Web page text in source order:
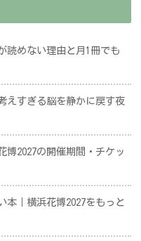
読めない理由と月1冊でも
えすぎる脳を静かに戻す夜
博2027の開催期間・チケッ
本｜横浜花博2027をもっと